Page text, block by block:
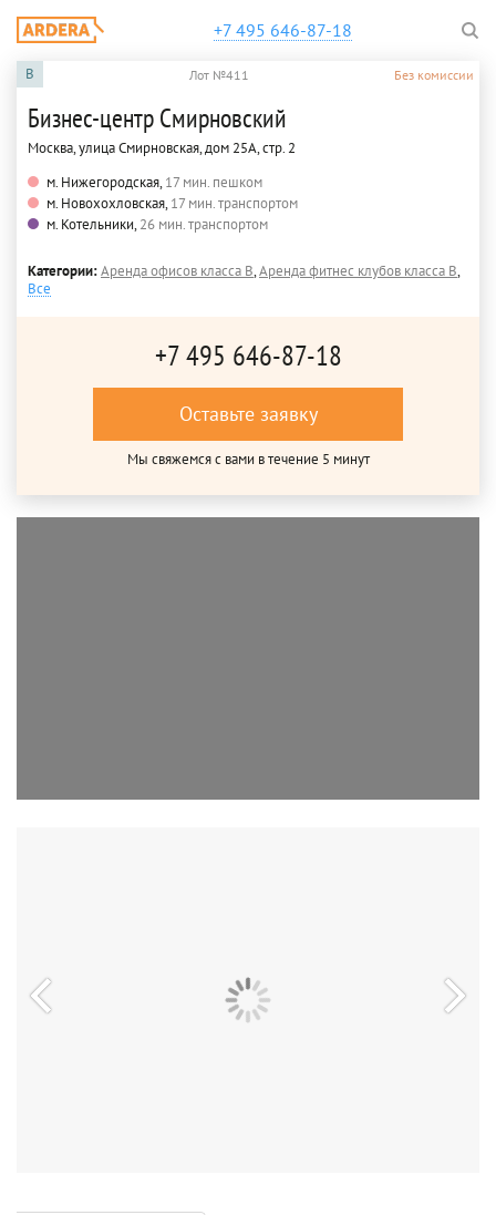
+7 495 646-87-18
B Лот №411 Без комиссии
Бизнес-центр Смирновский
Москва, улица Смирновская, дом 25А, стр. 2
м. Нижегородская,17 мин. пешком
м. Новохохловская,17 мин. транспортом
м. Котельники,26 мин. транспортом
Категории:Аренда офисов класса B,Аренда фитнес клубов класса B,
Все
+7 495 646-87-18
Оставьте заявку
Мы свяжемся с вами в течение 5 минут